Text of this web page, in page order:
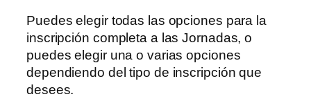
Puedes elegir todas las opciones para la
inscripción completa a las Jornadas, o
puedes elegir una o varias opciones
dependiendo del tipo de inscripción que
desees.